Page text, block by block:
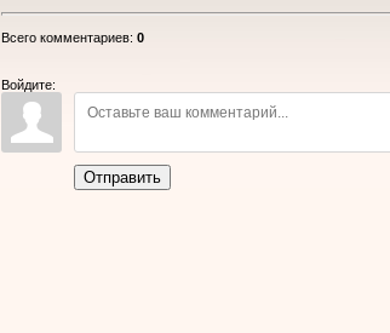
Всего комментариев: 0
Войдите:
Отправить